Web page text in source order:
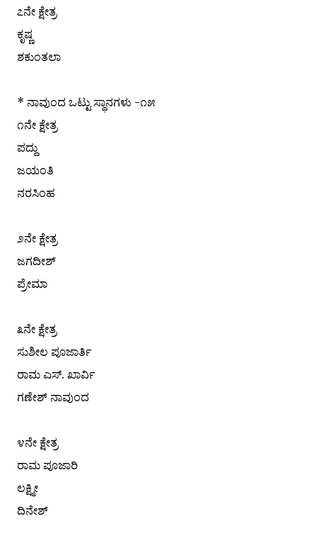
೭ನೇ ಕ್ಷೇತ್ರ
ಕೃಷ್ಣ
ಶಕುಂತಲಾ
* ನಾವುಂದ ಒಟ್ಟು ಸ್ಥಾನಗಳು -೧೫
೧ನೇ ಕ್ಷೇತ್ರ
ಪದ್ದು
ಜಯಂತಿ
ನರಸಿಂಹ
೨ನೇ ಕ್ಷೇತ್ರ
ಜಗದೀಶ್
ಪ್ರೇಮಾ
೩ನೇ ಕ್ಷೇತ್ರ
ಸುಶೀಲ ಪೂಜಾರ್ತಿ
ರಾಮ ಎಸ್. ಖಾರ್ವಿ
ಗಣೇಶ್ ನಾವುಂದ
೪ನೇ ಕ್ಷೇತ್ರ
ರಾಮ ಪೂಜಾರಿ
ಲಕ್ಷ್ಮೀ
ದಿನೇಶ್